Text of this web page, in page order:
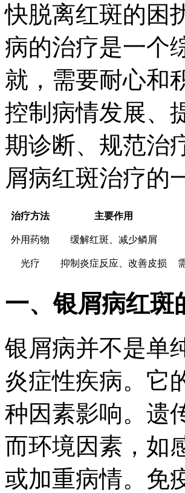
快脱离红斑的困
病的治疗是一个
就，需要耐心和
控制病情发展、
期诊断、规范治
屑病红斑治疗的
治疗方法 主要作用
外用药物 缓解红斑、减少鳞屑
光疗 抑制炎症反应、改善皮损
一、银屑病红斑
银屑病并不是单
炎症性疾病。它
种因素影响。遗
而环境因素，如
或加重病情。免